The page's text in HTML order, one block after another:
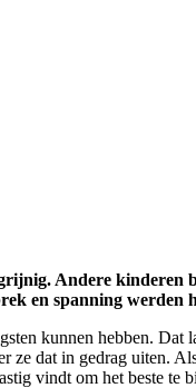
Andere kinderen
en spanning
kunnen hebben.
dat in gedrag uiten.
vindt om het beste te